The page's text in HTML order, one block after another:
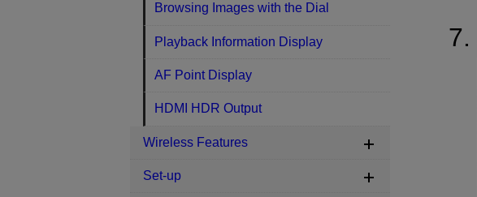
Browsing Images with the Dial
Playback Information Display
AF Point Display
HDMI HDR Output
Wireless Features
Set-up